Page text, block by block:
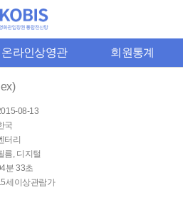
온라인상영관 회원통계
08-13
국
터리
름, 디지털
분 33초
세이상관람가